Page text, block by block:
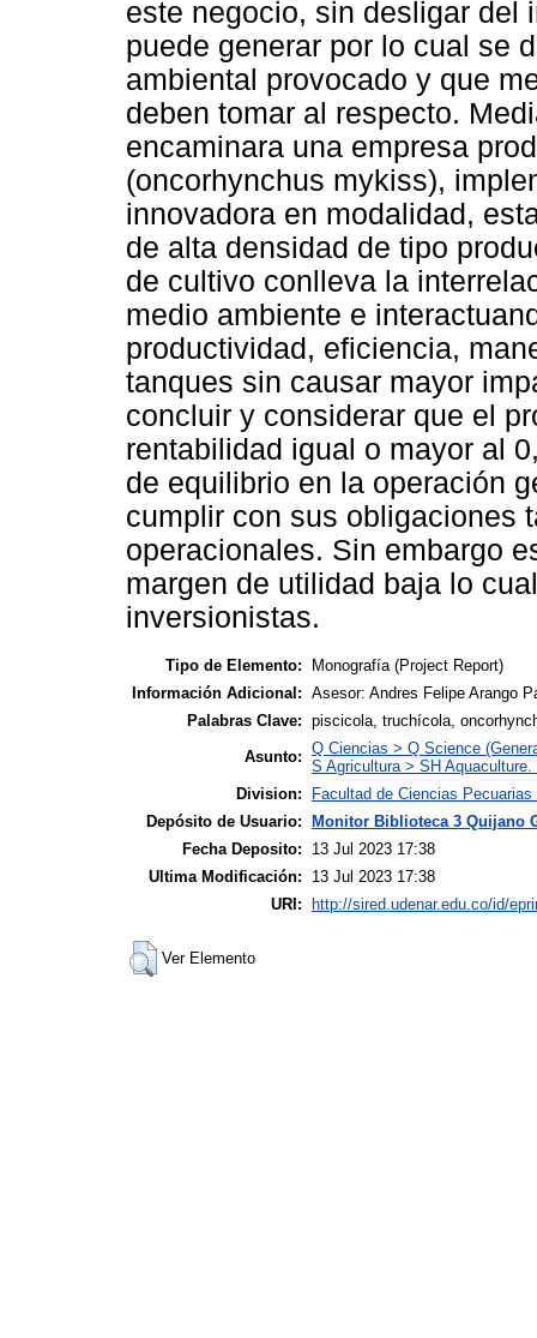
este negocio, sin desligar del
puede generar por lo cual se
ambiental provocado y que
deben tomar al respecto.
encaminara una empresa
(oncorhynchus mykiss),
innovadora en modalidad,
de alta densidad de tipo
de cultivo conlleva la
medio ambiente e
productividad, eficiencia,
tanques sin causar mayor
concluir y considerar que el
rentabilidad igual o mayor al
de equilibrio en la operación
cumplir con sus obligaciones
operacionales. Sin embargo
margen de utilidad baja lo
inversionistas.
Tipo de Elemento:
Monografía (Project Report)
Información Adicional: Asesor: Andres Felipe Arango
Palabras Clave: piscicola, truchícola,
Asunto: Q Ciencias > Q Science
S Agricultura > SH
Division:
Facultad de Ciencias
Depósito de Usuario: Monitor Biblioteca 3 Quijano
Fecha Deposito:
13 Jul 2023 17:38
Ultima Modificación:
13 Jul 2023 17:38
URI: http://sired.udenar.edu.co/id/
Ver Elemento